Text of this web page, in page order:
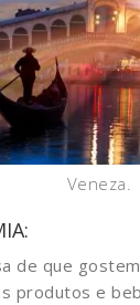
Veneza.
:
de que
produtos e